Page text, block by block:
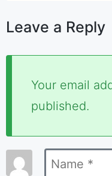
Leave a Reply
Your email
published.
Required
marked
Name